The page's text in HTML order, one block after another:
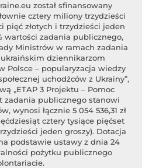
został sfinansowany
cztery miliony trzydzieści
pięć złotych i trzydzieści jeden
wartości zadania publicznego,
Ministrów w ramach zadania
dziennikarzom
Polsce – popularyzacja wiedzy
uchodźców z Ukrainy”,
„ETAP 3 Projektu – Pomoc
zadania publicznego stanowi
wynosi łącznie 5 054 536,31 zł
cztery tysiące pięćset
jeden groszy). Dotacja
podstawie ustawy z dnia 24
pożytku publicznego